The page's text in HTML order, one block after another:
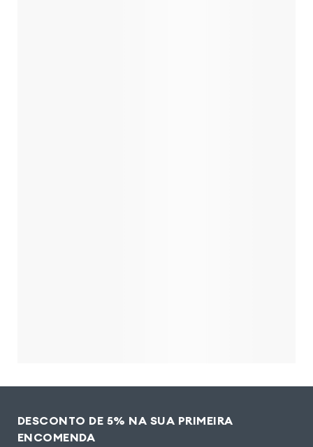
DESCONTO DE 5% NA SUA PRIMEIRA
ENCOMENDA